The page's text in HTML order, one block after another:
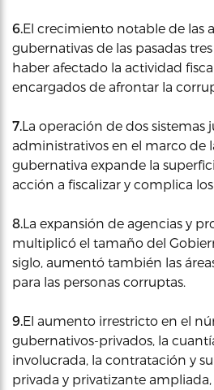
6.El crecimiento notable de las
gubernativas de las pasadas
haber afectado la actividad
encargados de afrontar la
7.La operación de dos sistemas
administrativos en el marco de
gubernativa expande la
acción a fiscalizar y complica
8.La expansión de agencias y
multiplicó el tamaño del
siglo, aumentó también las
para las personas corruptas.
9.El aumento irrestricto en el
gubernativos-privados, la
involucrada, la contratación y
privada y privatizante